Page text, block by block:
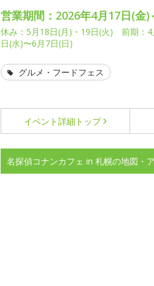
営業期間：2026年4月17日(金)
休み：5月18日(月)・19日(火) 前期：
日(水)〜6月7日(日)
グルメ・フードフェス
イベント詳細 トップ
名探偵コナンカフェ in 札幌の地図・